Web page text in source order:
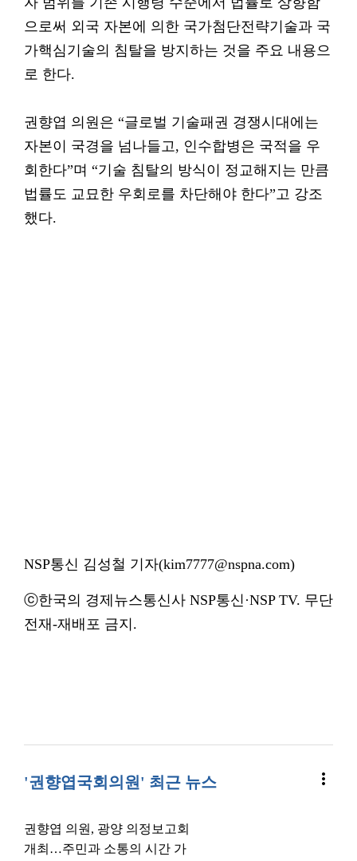
으로써 외국 자본에 의한 국가첨단전략기술과 국
가핵심기술의 침탈을 방지하는 것을 주요 내용으
로 한다.
권향엽 의원은 “글로벌 기술패권 경쟁시대에는
자본이 국경을 넘나들고, 인수합병은 국적을 우
회한다”며 “기술 침탈의 방식이 정교해지는 만큼
법률도 교묘한 우회로를 차단해야 한다”고 강조
했다.
NSP통신 김성철 기자(kim7777@nspna.com)
ⓒ한국의 경제뉴스통신사 NSP통신·NSP TV. 무단
전재-재배포 금지.
'권향엽국회의원' 최근 뉴스 more_vert
권향엽 의원, 광양 의정보고회
개최…주민과 소통의 시간 가